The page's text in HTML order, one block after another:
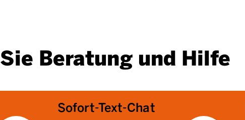
Beratung und Hilfe
Sofort-Text-Chat